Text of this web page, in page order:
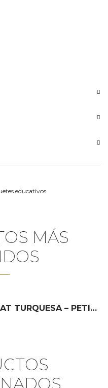
educativos
MÁS
BOTELLA SENSORIAL FLOAT TURQUESA – PETIT BOUM